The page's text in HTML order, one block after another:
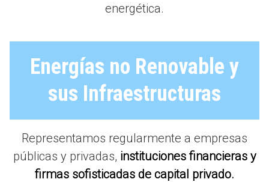
energética.
Energías no Renovable y
sus Infraestructuras
Representamos regularmente a empresas
públicas y privadas, instituciones financieras y
firmas sofisticadas de capital privado.